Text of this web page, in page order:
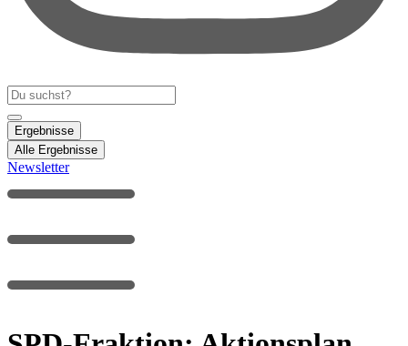
Search
...
Ergebnisse
Alle Ergebnisse
Newsletter